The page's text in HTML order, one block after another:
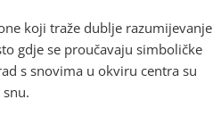
koji traže dublje razumijevanje
gdje se proučavaju simboličke
s snovima u okviru centra su